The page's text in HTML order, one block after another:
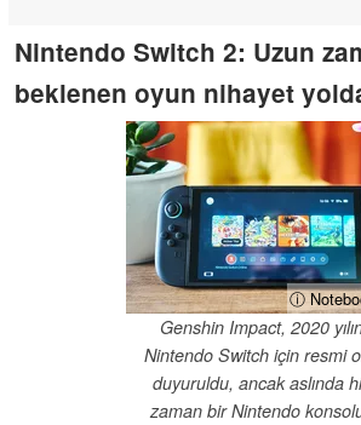
Nintendo Switch 2: Uzun
beklenen oyun nihayet
ⓘ
Genshin Impact, 2020
Nintendo Switch için resmi
duyuruldu, ancak aslında
zaman bir Nintendo